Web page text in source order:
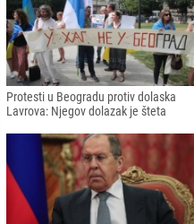
Protesti u Beogradu protiv dolaska
Lavrova: Njegov dolazak je šteta